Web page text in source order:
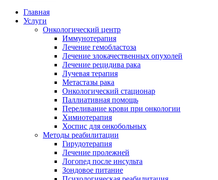
Главная
Услуги
Онкологический центр
Иммунотерапия
Лечение гемобластоза
Лечение злокачественных опухолей
Лечение рецидива рака
Лучевая терапия
Метастазы рака
Онкологический стационар
Паллиативная помощь
Переливание крови при онкологии
Химиотерапия
Хоспис для онкобольных
Методы реабилитации
Гирудотерапия
Лечение пролежней
Логопед после инсульта
Зондовое питание